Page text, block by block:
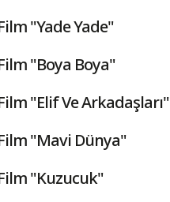
"Yade Yade"
"Boya Boya"
"Elif Ve Arkadaşları"
"Mavi Dünya"
"Kuzucuk"